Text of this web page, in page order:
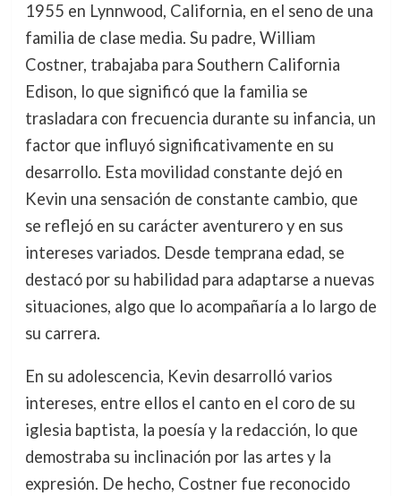
1955 en Lynnwood, California, en el seno de una
familia de clase media. Su padre, William
Costner, trabajaba para Southern California
Edison, lo que significó que la familia se
trasladara con frecuencia durante su infancia, un
factor que influyó significativamente en su
desarrollo. Esta movilidad constante dejó en
Kevin una sensación de constante cambio, que
se reflejó en su carácter aventurero y en sus
intereses variados. Desde temprana edad, se
destacó por su habilidad para adaptarse a nuevas
situaciones, algo que lo acompañaría a lo largo de
su carrera.
En su adolescencia, Kevin desarrolló varios
intereses, entre ellos el canto en el coro de su
iglesia baptista, la poesía y la redacción, lo que
demostraba su inclinación por las artes y la
expresión. De hecho, Costner fue reconocido